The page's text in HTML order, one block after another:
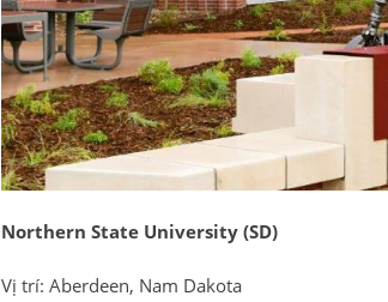
Northern State University (SD)
Vị trí: Aberdeen, Nam Dakota